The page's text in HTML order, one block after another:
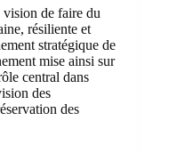
vision de faire du
résiliente et
stratégique de
mise ainsi sur
central dans
des
des